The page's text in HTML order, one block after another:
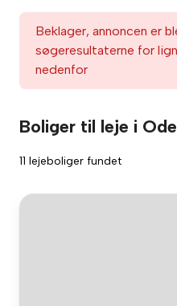
Beklager, annoncen er
søgeresultaterne for
nedenfor
Boliger til leje i
11 lejeboliger fundet